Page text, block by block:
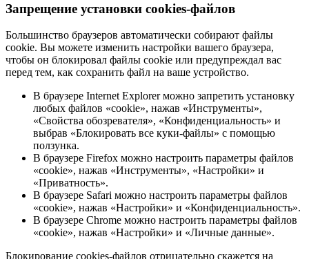
Запрещение установки cookies-файлов
Большинство браузеров автоматически собирают файлы
cookie. Вы можете изменить настройки вашего браузера,
чтобы он блокировал файлы cookie или предупреждал вас
перед тем, как сохранить файл на ваше устройство.
В браузере Internet Explorer можно запретить установку
любых файлов «cookie», нажав «Инструменты»,
«Свойства обозревателя», «Конфиденциальность» и
выбрав «Блокировать все куки-файлы» с помощью
ползунка.
В браузере Firefox можно настроить параметры файлов
«cookie», нажав «Инструменты», «Настройки» и
«Приватность».
В браузере Safari можно настроить параметры файлов
«cookie», нажав «Настройки» и «Конфиденциальность».
В браузере Chrome можно настроить параметры файлов
«cookie», нажав «Настройки» и «Личные данные».
Блокирование cookies-файлов отрицательно скажется на